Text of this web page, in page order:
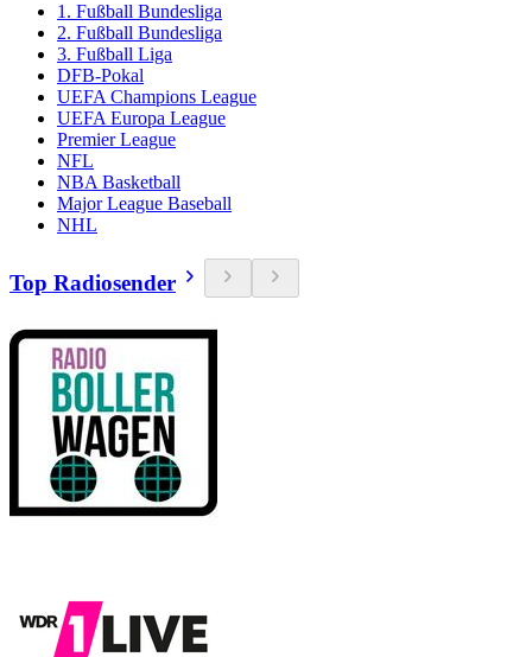
1. Fußball Bundesliga
2. Fußball Bundesliga
3. Fußball Liga
DFB-Pokal
UEFA Champions League
UEFA Europa League
Premier League
NFL
NBA Basketball
Major League Baseball
NHL
Top Radiosender